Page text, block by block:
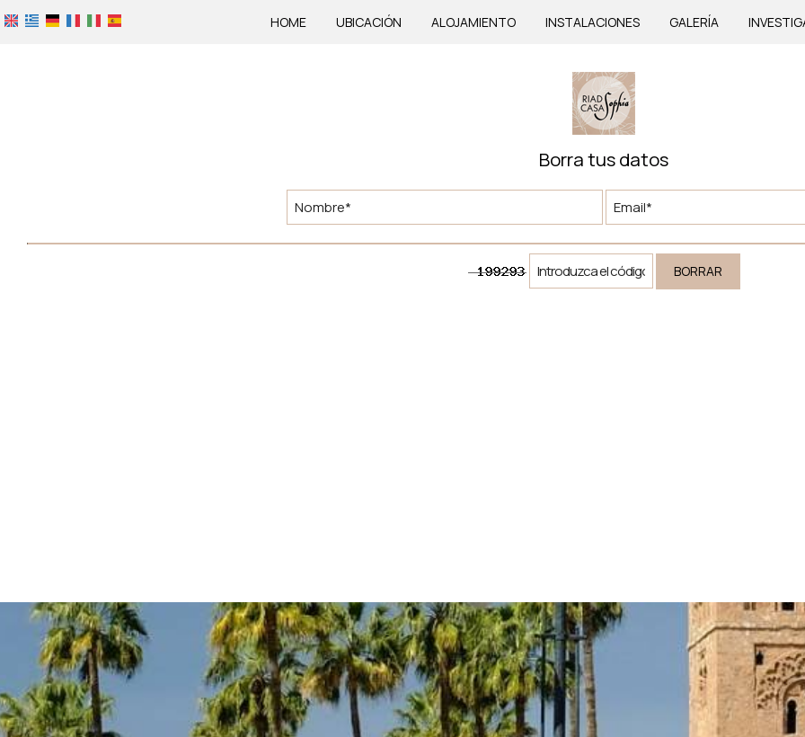
HOME UBICACIÓN ALOJAMIENTO INSTALACIONES GALERÍA
Borra tus datos
BORRAR